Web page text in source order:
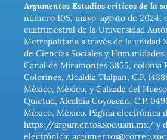
Argumentos Estudios críticos de la
número 105, mayo-agosto de 2024,
cuatrimestral de la Universidad
Metropolitana a través de la unidad
de Ciencias Sociales y
Canal de Miramontes 3855, colonia
Colorines, Alcaldía Tlalpan, C.P.
México, México, y Calzada del
Quietud, Alcaldía Coyoacán, C.P.
México, México. Página electrónica
https://argumentos.xoc.uam.mx/ y
electrónica: